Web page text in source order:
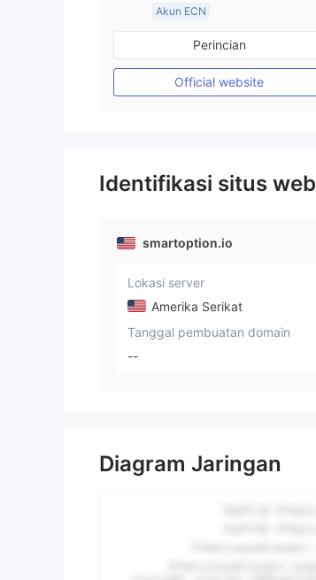
Akun ECN
Lebih dari 20 tahun
Diatur di Australia
Market Maker (MM)
Lisensi Penuh MT4
Perincian
Official website
Identifikasi situs web
smartoption.io
Lokasi server
Amerika Serikat
Tanggal pembuatan domain
--
Diagram Jaringan